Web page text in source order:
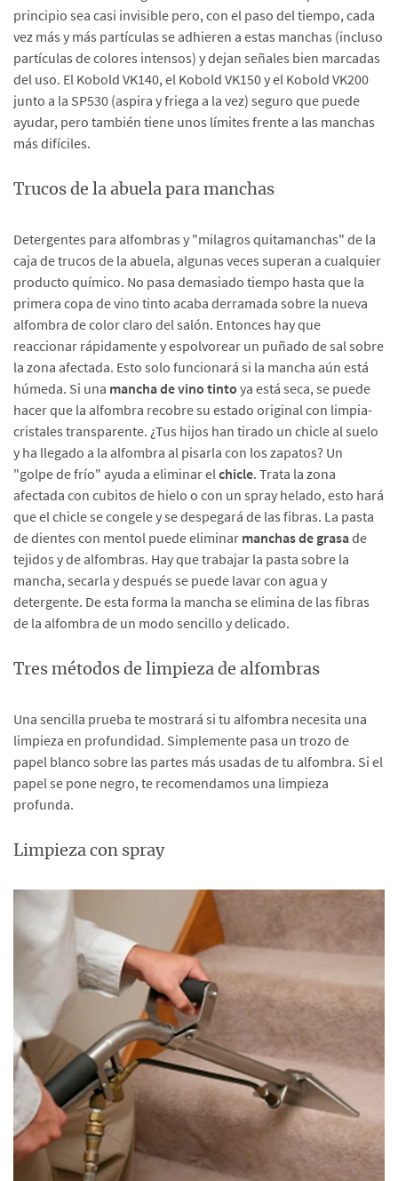
principio sea casi invisible pero, con el paso del tiempo, cada
vez más y más partículas se adhieren a estas manchas (incluso
partículas de colores intensos) y dejan señales bien marcadas
del uso. El Kobold VK140, el Kobold VK150 y el Kobold VK200
junto a la SP530 (aspira y friega a la vez) seguro que puede
ayudar, pero también tiene unos límites frente a las manchas
más difíciles.
Trucos de la abuela para manchas
Detergentes para alfombras y "milagros quitamanchas" de la
caja de trucos de la abuela, algunas veces superan a cualquier
producto químico. No pasa demasiado tiempo hasta que la
primera copa de vino tinto acaba derramada sobre la nueva
alfombra de color claro del salón. Entonces hay que
reaccionar rápidamente y espolvorear un puñado de sal sobre
la zona afectada. Esto solo funcionará si la mancha aún está
húmeda. Si una mancha de vino tinto ya está seca, se puede
hacer que la alfombra recobre su estado original con limpia-
cristales transparente. ¿Tus hijos han tirado un chicle al suelo
y ha llegado a la alfombra al pisarla con los zapatos? Un
"golpe de frío" ayuda a eliminar el chicle. Trata la zona
afectada con cubitos de hielo o con un spray helado, esto hará
que el chicle se congele y se despegará de las fibras. La pasta
de dientes con mentol puede eliminar manchas de grasade
tejidos y de alfombras. Hay que trabajar la pasta sobre la
mancha, secarla y después se puede lavar con agua y
detergente. De esta forma la mancha se elimina de las fibras
de la alfombra de un modo sencillo y delicado.
Tres métodos de limpieza de alfombras
Una sencilla prueba te mostrará si tu alfombra necesita una
limpieza en profundidad. Simplemente pasa un trozo de
papel blanco sobre las partes más usadas de tu alfombra. Si el
papel se pone negro, te recomendamos una limpieza
profunda.
Limpieza con spray